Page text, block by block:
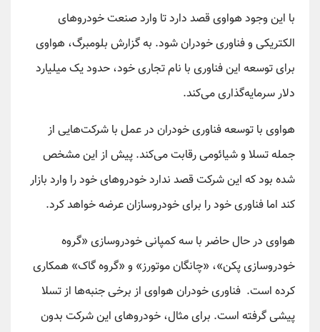
با این وجود هواوی قصد دارد تا وارد صنعت خودروهای
الکتریکی و فناوری خودران شود. به گزارش بلومبرگ، هواوی
برای توسعه این فناوری با نام تجاری خود، حدود یک میلیارد
دلار سرمایه‌گذاری می‌کند.
هواوی با توسعه فناوری خودران در عمل با شرکت‌هایی از
جمله تسلا و شیائومی رقابت می‌کند. پیش از این مشخص
شده بود که این شرکت قصد ندارد خودروهای خود را وارد بازار
کند اما فناوری خود را برای خودروسازان عرضه خواهد کرد.
هواوی در حال حاضر با سه کمپانی خودروسازی «گروه
خودروسازی پکن»، «چانگان موتورز» و «گروه گاک» همکاری
کرده است. فناوری خودران هواوی از برخی جنبه‌ها از تسلا
پیشی گرفته است. برای مثال، خودروهای این شرکت بدون